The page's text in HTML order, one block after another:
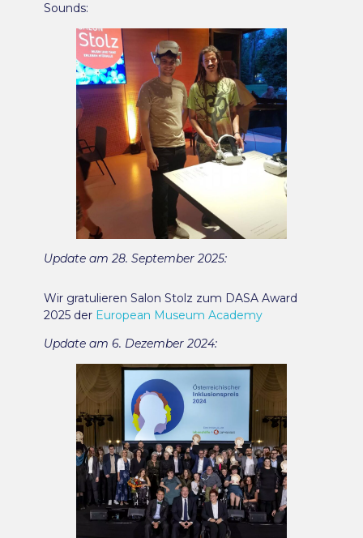
Sounds:
Update am 28. September 2025:
Wir gratulieren Salon Stolz zum DASA Award
2025 der European Museum Academy
Update am 6. Dezember 2024: